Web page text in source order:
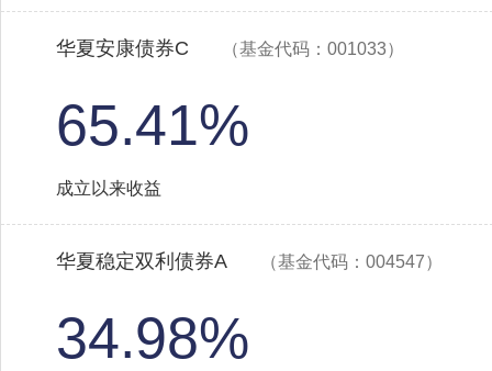
华夏安康债券C （基金代码：001033）
65.41%
成立以来收益
华夏稳定双利债券A （基金代码：004547）
34.98%